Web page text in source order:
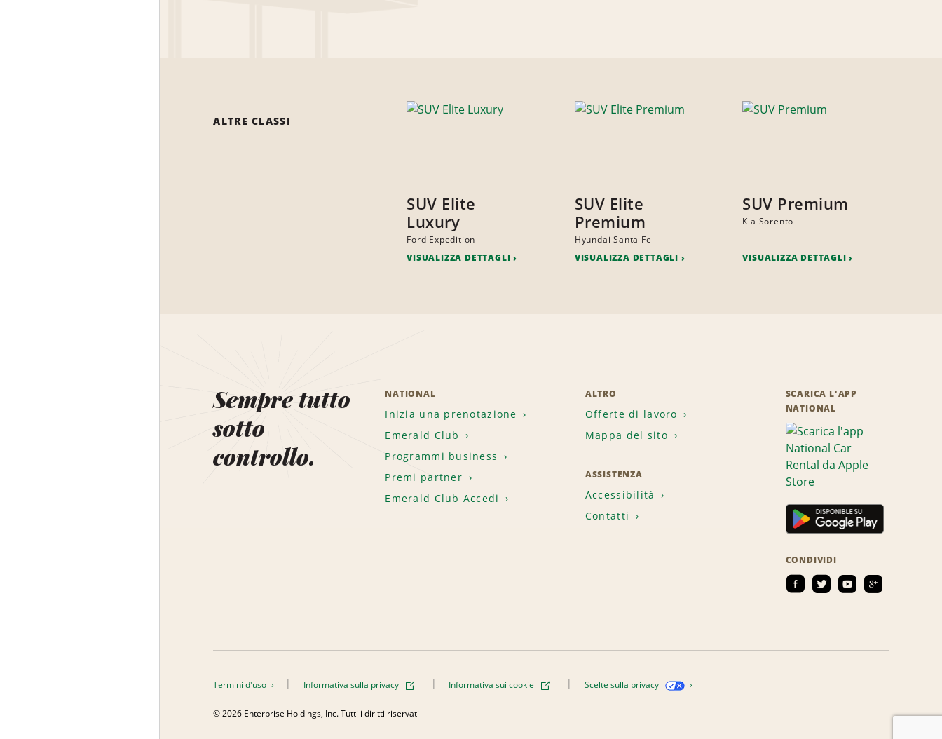
ALTRE CLASSI
SUV Elite
Luxury
Ford Expedition
VISUALIZZA DETTAGLI
SUV Elite
Premium
Hyundai Santa Fe
VISUALIZZA DETTAGLI
SUV Premium
Kia Sorento
VISUALIZZA DETTAGLI
Sempre tutto
sotto
controllo.
NATIONAL
Inizia una prenotazione
Emerald Club
Programmi business
Premi partner
Emerald Club Accedi
ALTRO
Offerte di lavoro
Mappa del sito
ASSISTENZA
Accessibilità
Contatti
SCARICA L'APP
NATIONAL
CONDIVIDI
Termini d'uso Informativa sulla privacy Informativa sui cookie Scelte sulla privacy
© 2026 Enterprise Holdings, Inc. Tutti i diritti riservati